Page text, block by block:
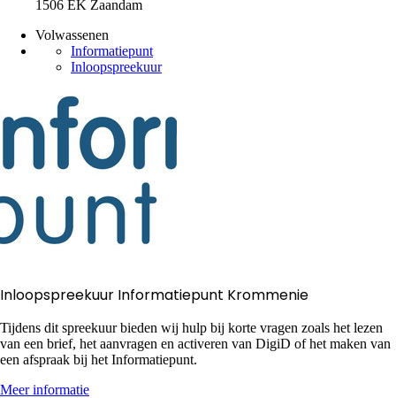
1506 EK Zaandam
Volwassenen
Informatiepunt
Inloopspreekuur
Inloopspreekuur Informatiepunt Krommenie
Tijdens dit spreekuur bieden wij hulp bij korte vragen zoals het lezen
van een brief, het aanvragen en activeren van DigiD of het maken van
een afspraak bij het Informatiepunt.
Meer informatie